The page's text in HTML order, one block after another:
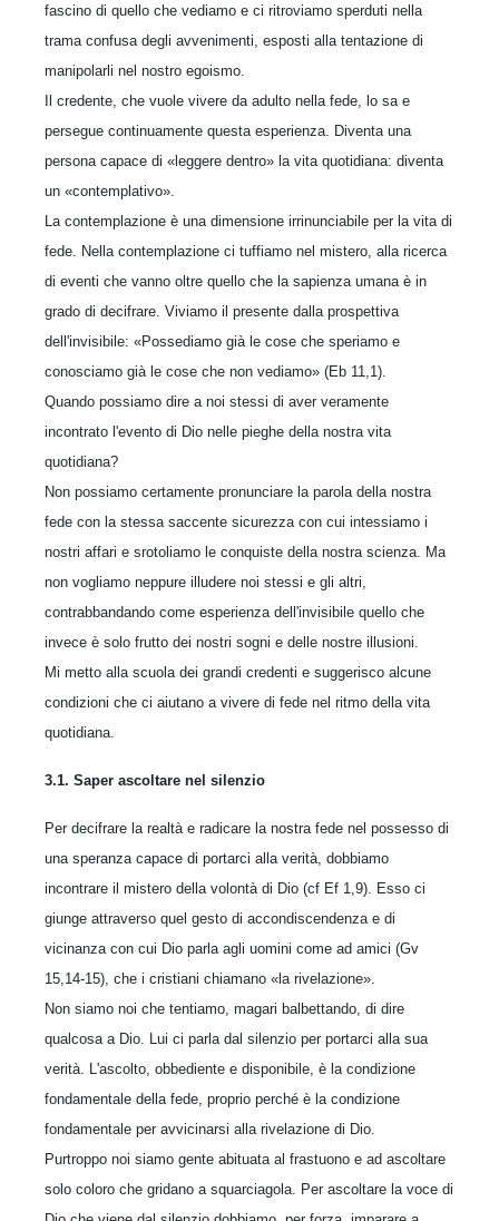
fascino di quello che vediamo e ci ritroviamo sperduti nella
trama confusa degli avvenimenti, esposti alla tentazione di
manipolarli nel nostro egoismo.
Il credente, che vuole vivere da adulto nella fede, lo sa e
persegue continuamente questa esperienza. Diventa una
persona capace di «leggere dentro» la vita quotidiana: diventa
un «contemplativo».
La contemplazione è una dimensione irrinunciabile per la vita di
fede. Nella contemplazione ci tuffiamo nel mistero, alla ricerca
di eventi che vanno oltre quello che la sapienza umana è in
grado di decifrare. Viviamo il presente dalla prospettiva
dell'invisibile: «Possediamo già le cose che speriamo e
conosciamo già le cose che non vediamo» (Eb 11,1).
Quando possiamo dire a noi stessi di aver veramente
incontrato l'evento di Dio nelle pieghe della nostra vita
quotidiana?
Non possiamo certamente pronunciare la parola della nostra
fede con la stessa saccente sicurezza con cui intessiamo i
nostri affari e srotoliamo le conquiste della nostra scienza. Ma
non vogliamo neppure illudere noi stessi e gli altri,
contrabbandando come esperienza dell'invisibile quello che
invece è solo frutto dei nostri sogni e delle nostre illusioni.
Mi metto alla scuola dei grandi credenti e suggerisco alcune
condizioni che ci aiutano a vivere di fede nel ritmo della vita
quotidiana.
3.1. Saper ascoltare nel silenzio
Per decifrare la realtà e radicare la nostra fede nel possesso di
una speranza capace di portarci alla verità, dobbiamo
incontrare il mistero della volontà di Dio (cf Ef 1,9). Esso ci
giunge attraverso quel gesto di accondiscendenza e di
vicinanza con cui Dio parla agli uomini come ad amici (Gv
15,14-15), che i cristiani chiamano «la rivelazione».
Non siamo noi che tentiamo, magari balbettando, di dire
qualcosa a Dio. Lui ci parla dal silenzio per portarci alla sua
verità. L'ascolto, obbediente e disponibile, è la condizione
fondamentale della fede, proprio perché è la condizione
fondamentale per avvicinarsi alla rivelazione di Dio.
Purtroppo noi siamo gente abituata al frastuono e ad ascoltare
solo coloro che gridano a squarciagola. Per ascoltare la voce di